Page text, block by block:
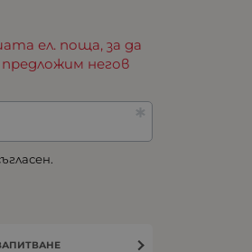
ел. поща, за да
негов